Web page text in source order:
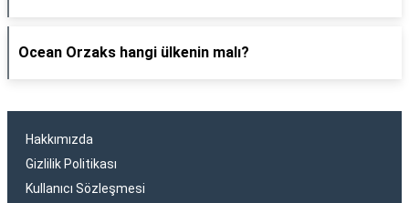
Ocean Orzaks hangi ülkenin malı?
Hakkımızda
Gizlilik Politikası
Kullanıcı Sözleşmesi